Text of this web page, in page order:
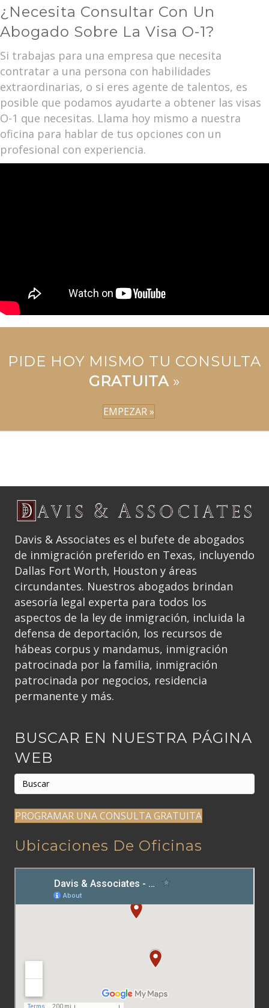
¿Necesita Consultar Con Un
Abogado Sobre La Visa O-1?
Si trabajas para una empresa que necesita
contratar a una persona con habilidades
extraordinarias, o si eres agente de talentos, es
posible que podamos ayudarte a obtener las visas
O-1 que necesitas. Llama hoy mismo a nuestra
oficina para hablar de tus opciones con un
profesional con experiencia.
PIDE HOY MISMO TU CONSULTA
GRATUITA»
EMPEZAR »
Davis & Associates es el bufete de abogados
de inmigración preferido en Texas, incluyendo
Dallas Fort Worth, Houston y áreas
circundantes. Nuestros abogados brindan
asesoría legal experta para todos los
aspectos de la ley de inmigración, incluida la
defensa de deportación, los recursos de
hábeas corpus y mandamus, inmigración
patrocinada por la familia, inmigración
patrocinada por negocios, residencia
permanente y más.
BUSCAR EN NUESTRA PÁGINA
WEB
PROGRAMAR UNA CONSULTA GRATUITA
Ubicaciones De Oficinas